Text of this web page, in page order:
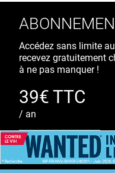
Accédez sans limite
recevez gratuitement
à ne pas manquer !
39€ TTC
/ an
S'ABONNER